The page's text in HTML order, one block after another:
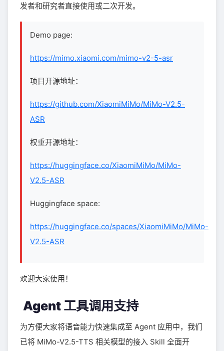
发者和研究者直接使用或二次开发。
Demo page:
https://mimo.xiaomi.com/mimo-v2-5-asr
项目开源地址：
https://github.com/XiaomiMiMo/MiMo-V2.5-
ASR
权重开源地址：
https://huggingface.co/XiaomiMiMo/MiMo-
V2.5-ASR
Huggingface space:
https://huggingface.co/spaces/XiaomiMiMo/MiMo-
V2.5-ASR
欢迎大家使用！
Agent 工具调用支持
为方便大家将语音能力快速集成至 Agent 应用中，我们
已将 MiMo-V2.5-TTS 相关模型的接入 Skill 全面开